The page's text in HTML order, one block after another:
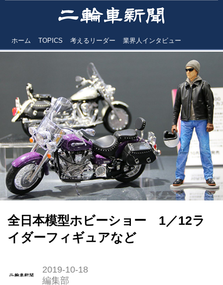
ホーム TOPICS 考えるリーダー 業界人インタビュー
全日本模型ホビーショー 1／12ラ
イダーフィギュアなど
2019-10-18
編集部